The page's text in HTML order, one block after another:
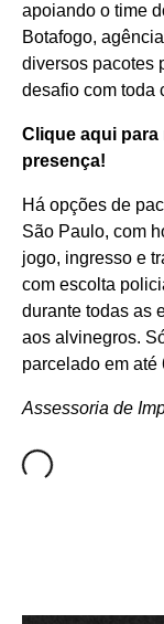
apoiando o time
Botafogo,
diversos pacotes
desafio com toda
Clique aqui para
presença!
Há opções de
São Paulo, com
jogo, ingresso e
com escolta
durante todas as
aos alvinegros.
parcelado em até
Assessoria de